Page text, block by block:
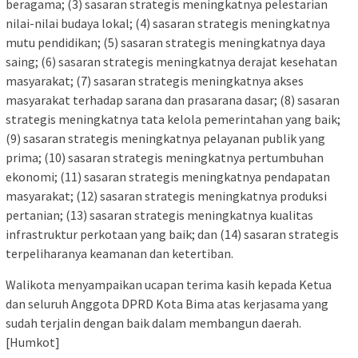
beragama; (3) sasaran strategis meningkatnya pelestarian
nilai-nilai budaya lokal; (4) sasaran strategis meningkatnya
mutu pendidikan; (5) sasaran strategis meningkatnya daya
saing; (6) sasaran strategis meningkatnya derajat kesehatan
masyarakat; (7) sasaran strategis meningkatnya akses
masyarakat terhadap sarana dan prasarana dasar; (8) sasaran
strategis meningkatnya tata kelola pemerintahan yang baik;
(9) sasaran strategis meningkatnya pelayanan publik yang
prima; (10) sasaran strategis meningkatnya pertumbuhan
ekonomi; (11) sasaran strategis meningkatnya pendapatan
masyarakat; (12) sasaran strategis meningkatnya produksi
pertanian; (13) sasaran strategis meningkatnya kualitas
infrastruktur perkotaan yang baik; dan (14) sasaran strategis
terpeliharanya keamanan dan ketertiban.
Walikota menyampaikan ucapan terima kasih kepada Ketua
dan seluruh Anggota DPRD Kota Bima atas kerjasama yang
sudah terjalin dengan baik dalam membangun daerah.
[Humkot]